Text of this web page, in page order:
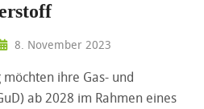
8. November 2023
ihre Gas- und
ab 2028 im Rahmen eines